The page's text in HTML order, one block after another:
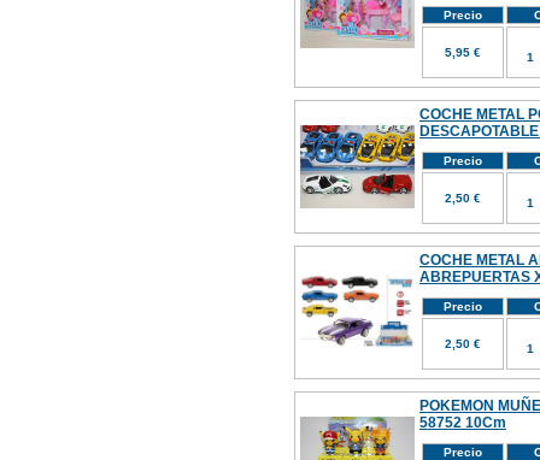
Precio
5,95 €
COCHE METAL
Precio
2,50 €
COCHE METAL
ABREPUERTAS
Precio
2,50 €
POKEMON
58752 10Cm
Precio